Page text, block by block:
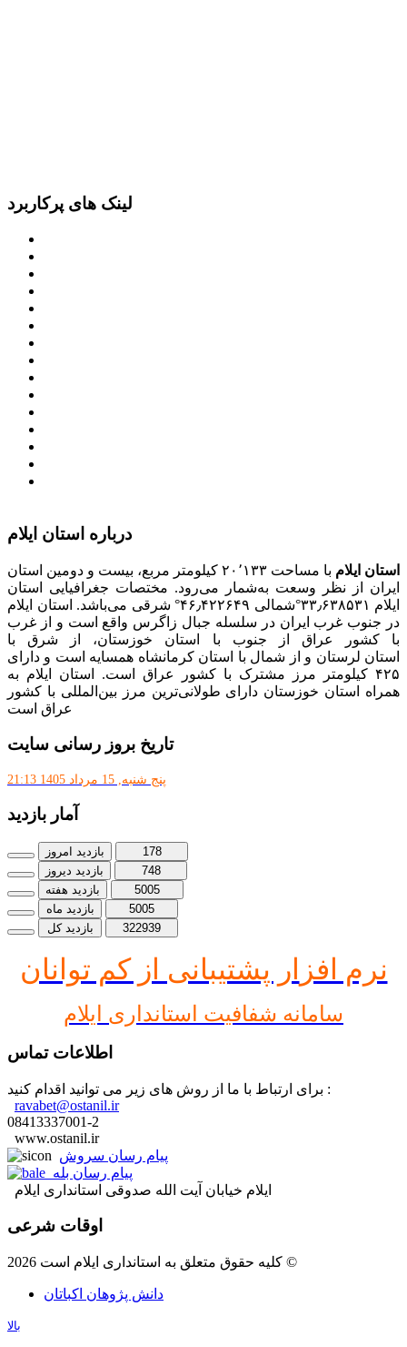
لینک های پرکاربرد
درباره استان ایلام
استان ایلام
با مساحت ۲۰٬۱۳۳ کیلومتر مربع، بیست و دومین استان
ایران از نظر وسعت به‌شمار می‌رود. مختصات جغرافیایی استان
ایلام ۳۳٫۶۳۸۵۳۱°شمالی ۴۶٫۴۲۲۶۴۹° شرقی می‌باشد. استان ایلام
در جنوب غرب ایران در سلسله جبال زاگرس واقع است و از غرب
با کشور عراق از جنوب با استان خوزستان، از شرق با
استان لرستان و از شمال با استان کرمانشاه همسایه است و دارای
۴۲۵ کیلومتر مرز مشترک با کشور عراق است. استان ایلام به
همراه استان خوزستان دارای طولانی‌ترین مرز بین‌المللی با کشور
عراق است
تاریخ بروز رسانی سایت
پنج شنبه, 15 مرداد 1405 21:13
آمار بازدید
بازدید امروز
178
بازدید دیروز
748
بازدید هفته
5005
بازدید ماه
5005
بازدید کل
322939
نرم افز ار پشتیبانی از کم توانان
سامانه شفافیت استانداری ایلام
اطلاعات تماس
برای ارتباط با ما از روش های زیر می توانید اقدام کنید :
ravabet@ostanil.ir
08413337001-2
www.ostanil.ir
پیام رسان سروش
پیام رسان بله
ایلام خیابان آیت الله صدوقی استانداری ایلام
اوقات شرعی
کلیه حقوق متعلق به استانداری ایلام است 2026 ©
دانش پژوهان اکباتان
بالا